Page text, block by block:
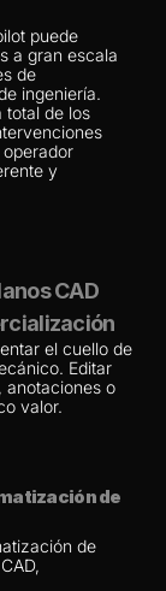
puede
a gran escala
de
ingeniería.
total de los
y
CAD
el cuello de
Editar
anotaciones o
valor.
de
de